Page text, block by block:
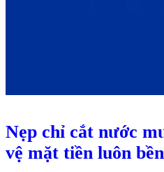
Nẹp chỉ cắt nước
vệ mặt tiền luôn